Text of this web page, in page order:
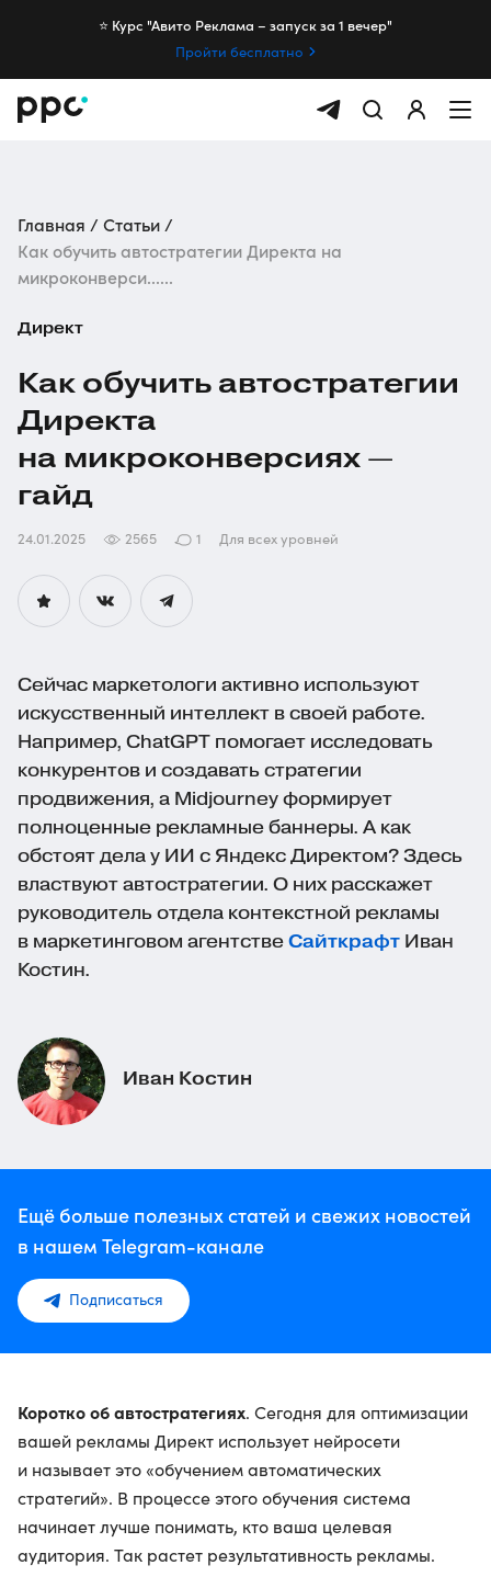
⭐️ Курс "Авито Реклама – запуск за 1 вечер"
Пройти бесплатно
Главная
Статьи
Как обучить автостратегии Директа на
микроконверси......
Директ
Как обучить автостратегии
Директа
на микроконверсиях —
гайд
24.01.2025 2565 1 Для всех уровней
Сейчас маркетологи активно используют
искусственный интеллект в своей работе.
Например, ChatGPT помогает исследовать
конкурентов и создавать стратегии
продвижения, а Midjourney формирует
полноценные рекламные баннеры. А как
обстоят дела у ИИ с Яндекс Директом? Здесь
властвуют автостратегии. О них расскажет
руководитель отдела контекстной рекламы
в маркетинговом агентстве Сайткрафт Иван
Костин.
Иван Костин
Ещё больше полезных статей и свежих новостей
в нашем Telegram-канале
Подписаться
Коротко об автостратегиях. Сегодня для оптимизации
вашей рекламы Директ использует нейросети
и называет это «обучением автоматических
стратегий». В процессе этого обучения система
начинает лучше понимать, кто ваша целевая
аудитория. Так растет результативность рекламы.